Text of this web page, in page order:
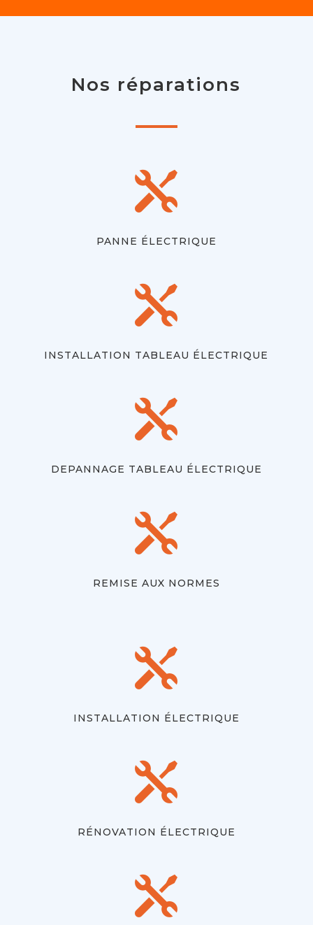
Nos réparations

PANNE ÉLECTRIQUE

INSTALLATION TABLEAU ÉLECTRIQUE

DEPANNAGE TABLEAU ÉLECTRIQUE

REMISE AUX NORMES

INSTALLATION ÉLECTRIQUE

RÉNOVATION ÉLECTRIQUE
